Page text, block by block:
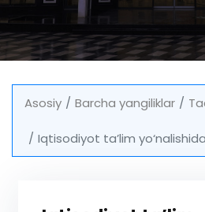
Asosiy Barcha yangiliklar
Iqtisodiyot ta’lim